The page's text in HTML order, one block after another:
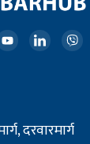
दरवारमार्ग